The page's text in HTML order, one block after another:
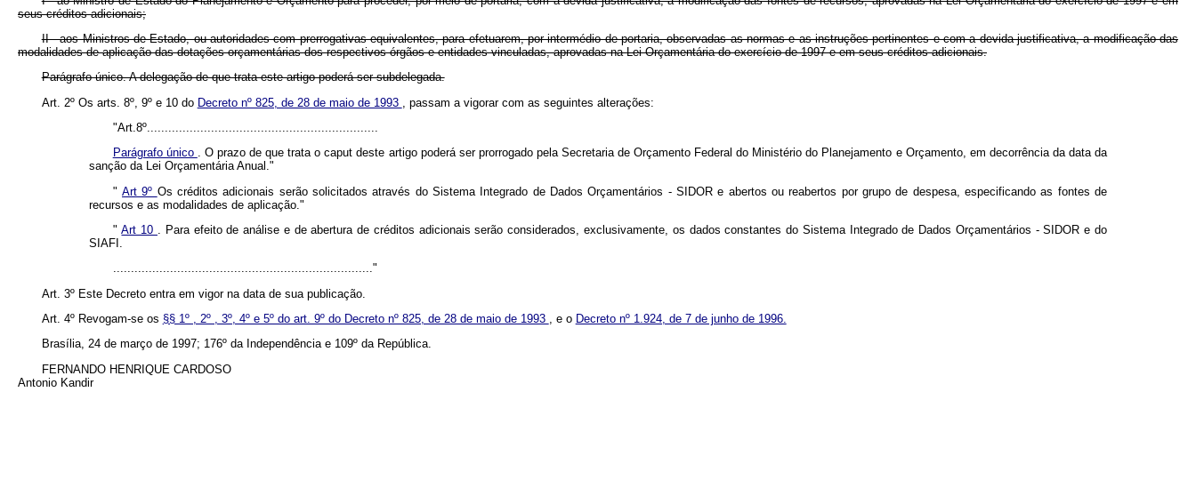
seus créditos adicionais;
II - aos Ministros de Estado, ou autoridades com prerrogativas equivalentes, para efetuarem, por intermédio de portaria, observadas as normas e as instruções pertinentes e com a devida justificativa, a modificação das
modalidades de aplicação das dotações orçamentárias dos respectivos órgãos e entidades vinculadas, aprovadas na Lei Orçamentária do exercício de 1997 e em seus créditos adicionais.
Parágrafo único. A delegação de que trata este artigo poderá ser subdelegada.
Art. 2º Os arts. 8º, 9º e 10 do Decreto nº 825, de 28 de maio de 1993
, passam a vigorar com as seguintes alterações:
"Art.8º.................................................................
Parágrafo único . O prazo de que trata o caput deste artigo poderá ser prorrogado pela Secretaria de Orçamento Federal do Ministério do Planejamento e Orçamento, em decorrência da data da
sanção da Lei Orçamentária Anual."
" Art 9º Os créditos adicionais serão solicitados através do Sistema Integrado de Dados Orçamentários - SIDOR e abertos ou reabertos por grupo de despesa, especificando as fontes de
recursos e as modalidades de aplicação."
"Art 10 . Para efeito de análise e de abertura de créditos adicionais serão considerados, exclusivamente, os dados constantes do Sistema Integrado de Dados Orçamentários - SIDOR e do
SIAFI.
........................................................................."
Art. 3º Este Decreto entra em vigor na data de sua publicação.
Art. 4º Revogam-se os §§ 1º , 2º , 3º, 4º e 5º do art. 9º do Decreto nº 825, de 28 de maio de 1993 , e o Decreto nº 1.924, de 7 de junho de 1996.
Brasília, 24 de março de 1997; 176º da Independência e 109º da República.
FERNANDO HENRIQUE CARDOSO
Antonio Kandir